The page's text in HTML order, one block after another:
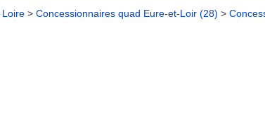
Loire > Concessionnaires quad Eure-et-Loir (28) >